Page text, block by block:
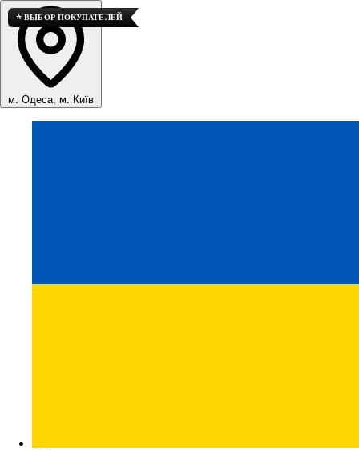
м. Одеса, м. Київ
💎 ВЫСОКОЕ КАЧЕСТВО
⭐ ВЫБОР ПОКУПАТЕЛЕЙ
⭐ ВЫБОР ПОКУПАТЕЛЕЙ